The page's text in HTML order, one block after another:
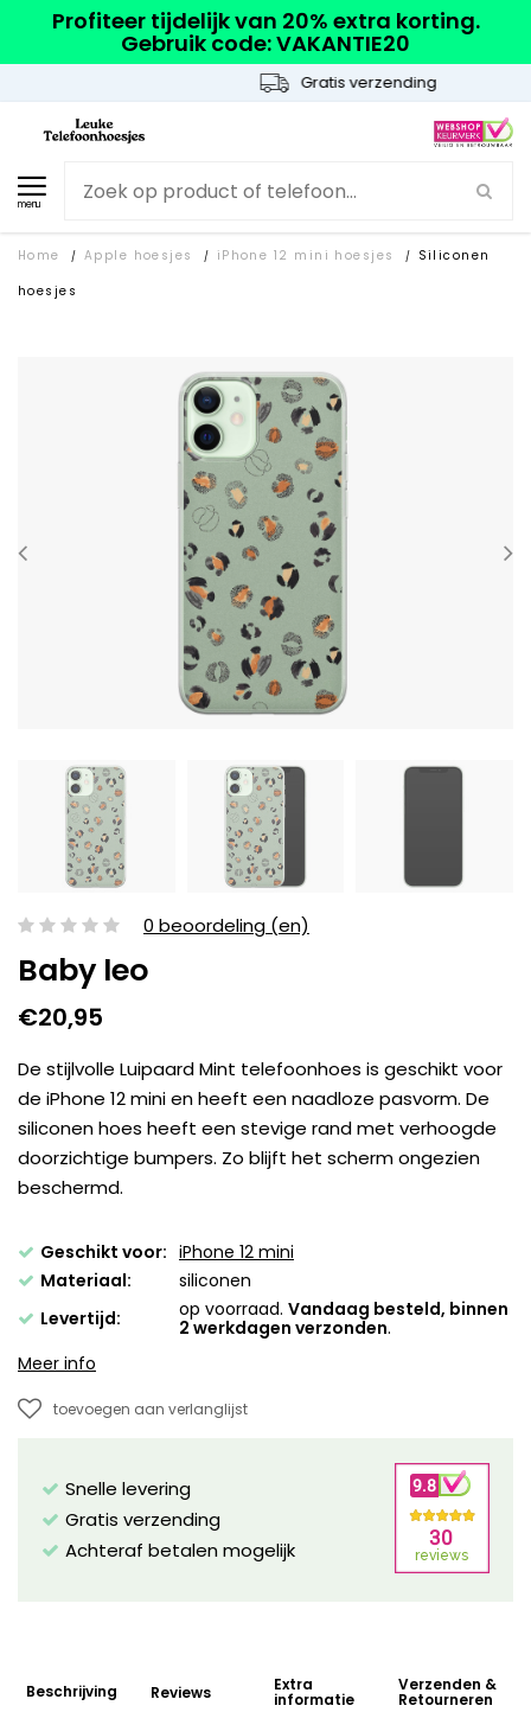
Profiteer tijdelijk van 20% extra korting.
Gebruik code: VAKANTIE20
Gratis verzending
menu
Home / Apple hoesjes / iPhone 12 mini hoesjes /
Siliconen
hoesjes
0 beoordeling (en)
Baby leo
€20,95
De stijlvolle Luipaard Mint telefoonhoes is geschikt voor
de iPhone 12 mini en heeft een naadloze pasvorm. De
siliconen hoes heeft een stevige rand met verhoogde
doorzichtige bumpers. Zo blijft het scherm ongezien
beschermd.
Geschikt voor: iPhone 12 mini
Materiaal:
siliconen
Levertijd:
op voorraad. Vandaag besteld, binnen
2 werkdagen verzonden.
Meer info
toevoegen aan verlanglijst
Snelle levering
Gratis verzending
Achteraf betalen mogelijk
Beschrijving Reviews Extra
informatie
Verzenden &
Retourneren